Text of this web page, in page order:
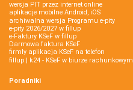
wersja PIT przez internet online
aplikacje mobilne Android, iOS
archiwalna wersja Programu e-pity
e-pity 2026/2027 w fillup
e‑Faktury KSeF w fillup
Darmowa faktura KSeF
firmly aplikacja KSeF na telefon
fillup | k24 - KSeF w biurze rachunkowym
Poradniki